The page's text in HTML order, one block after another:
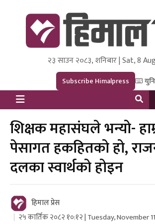
Himal Press
Dot NewsyNepal Media and Research
२३ साउन २०८३, शनिबार | Sat, 8
Subscribe Himalpress
शिक्षक महासंघले भन्यो-
पेसागत हकहितको हो,
दलका स्वार्थको होइन
हिमाल प्रेस
२५ कार्तिक २०८२ १०:१२ | Tuesday, November